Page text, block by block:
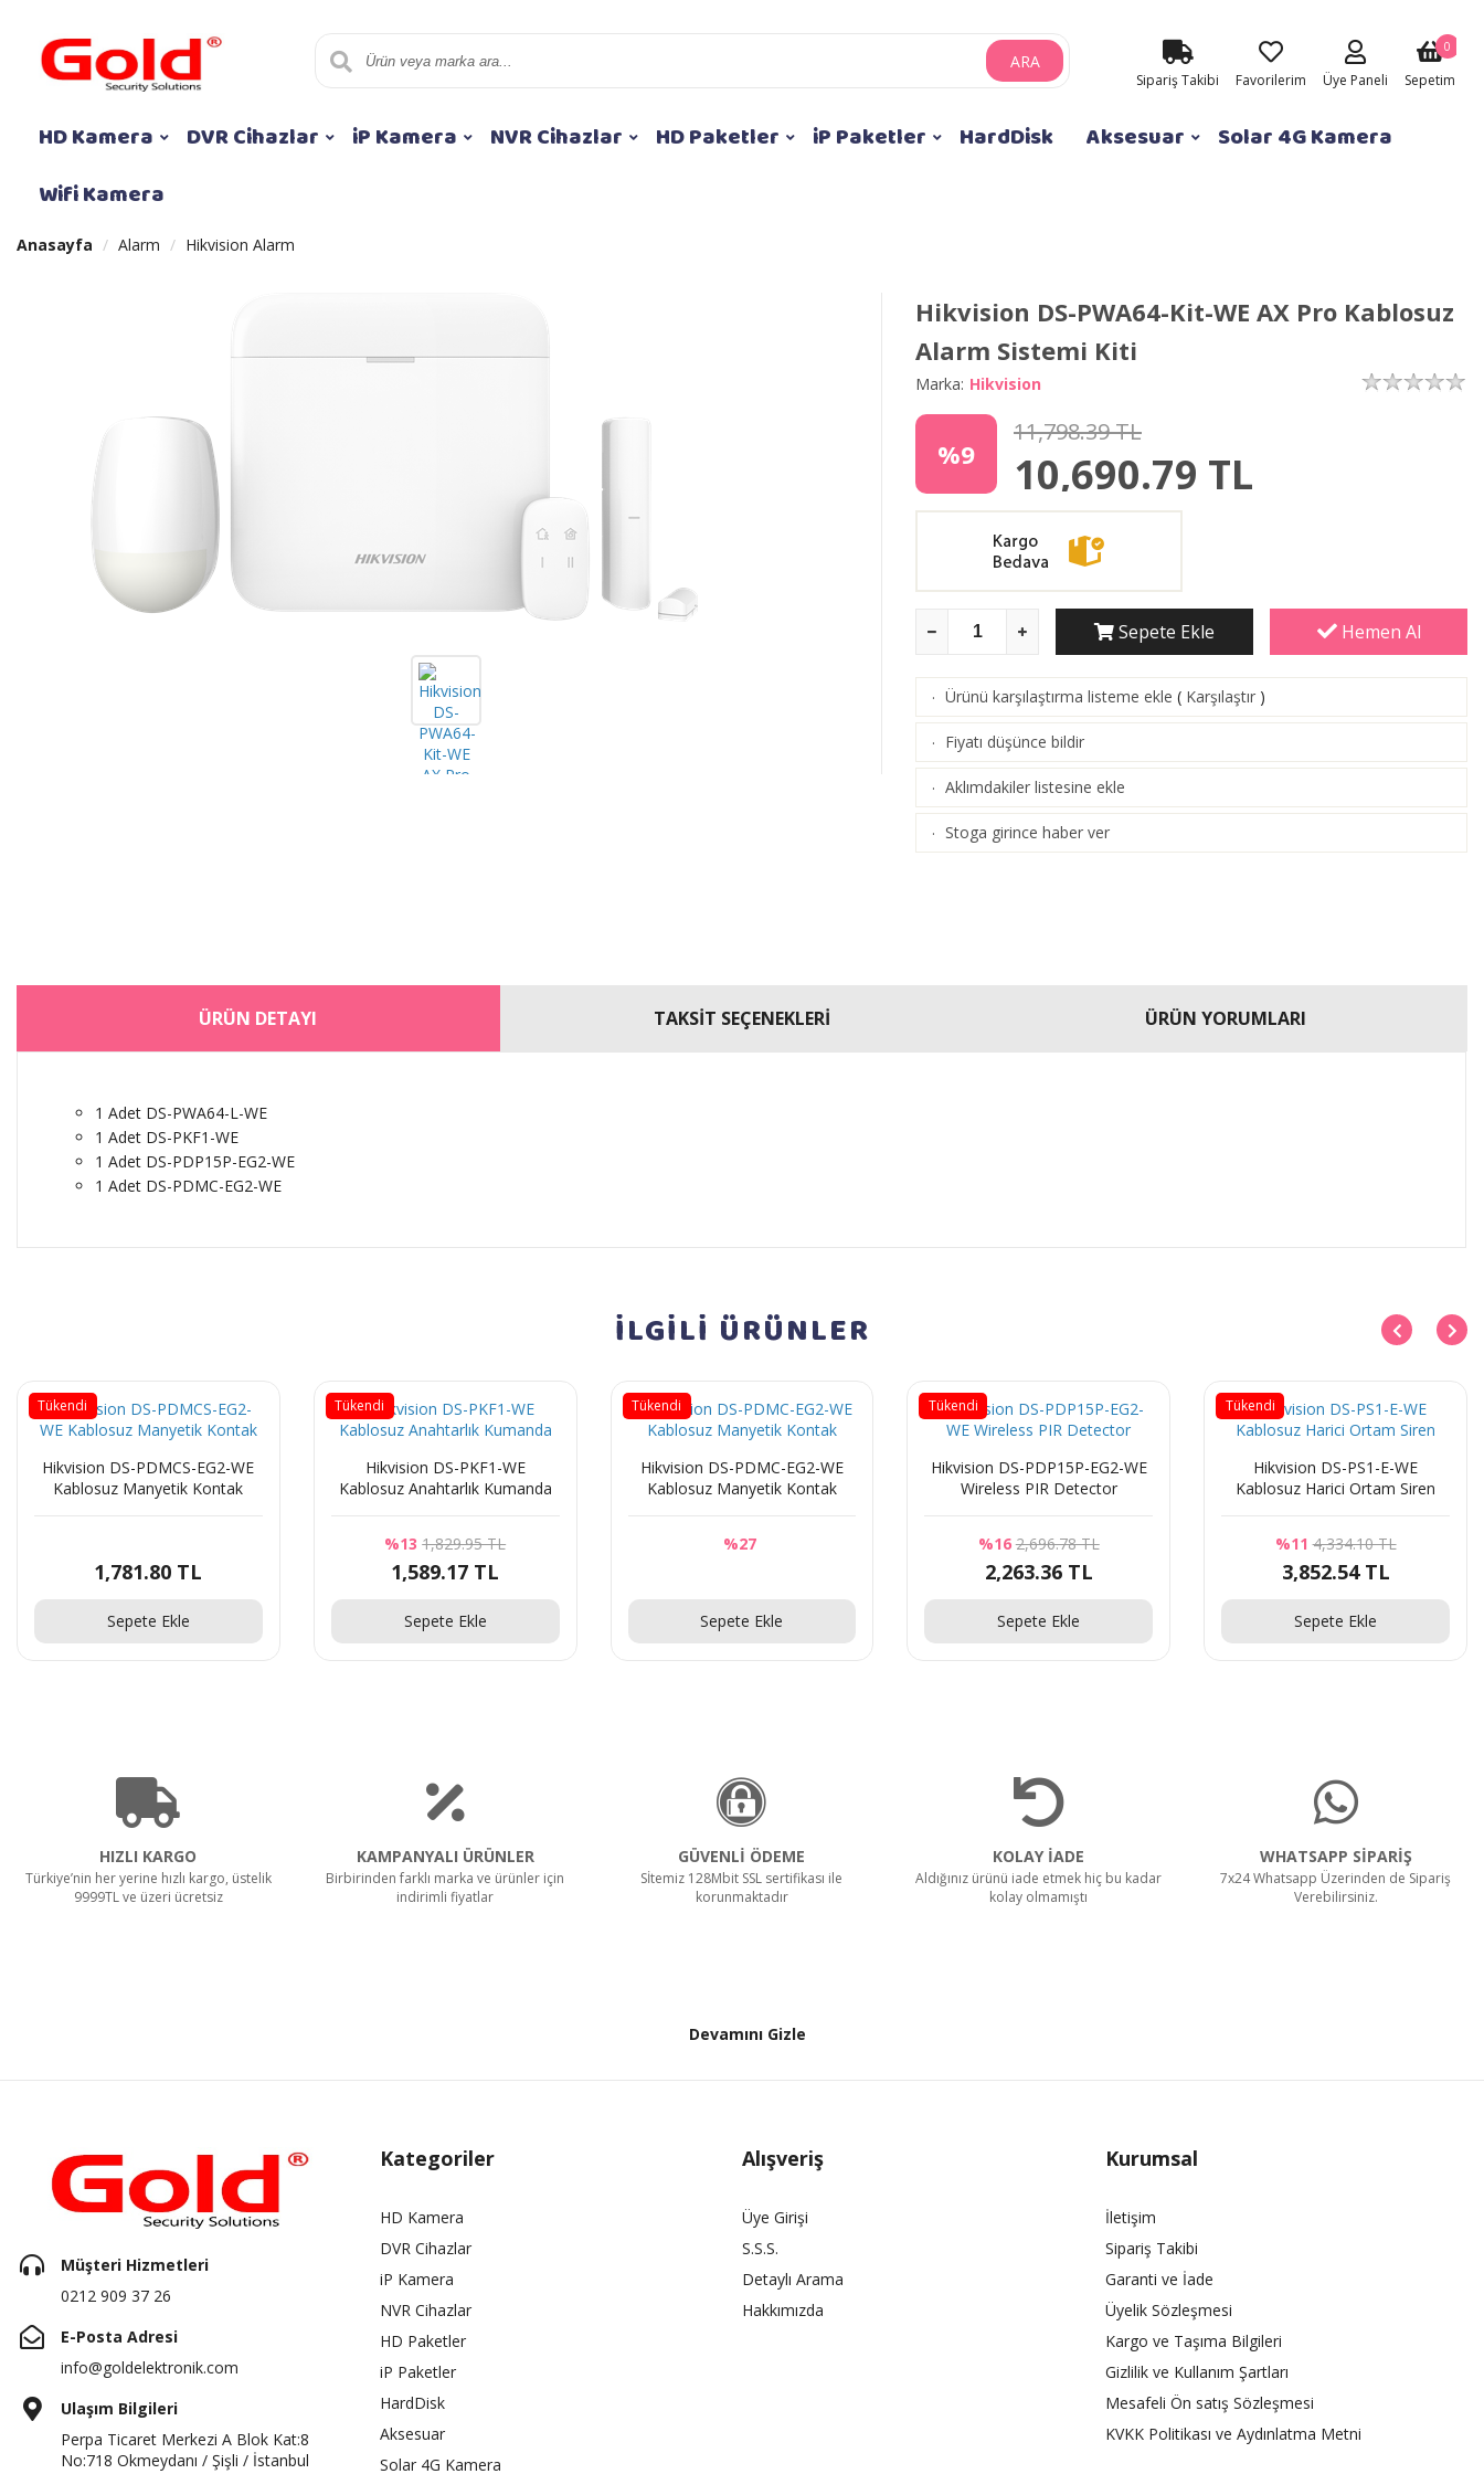
ARA
Sipariş Takibi Favorilerim Üye Paneli Sepetim
0
HD Kamera DVR Cihazlar iP Kamera NVR Cihazlar HD Paketler iP Paketler HardDisk Aksesuar
Solar 4G Kamera
Wifi Kamera
Anasayfa Alarm Hikvision Alarm
Hikvision DS-PWA64-Kit-WE AX Pro Kablosuz
Alarm Sistemi Kiti
Marka: Hikvision
%9
11,798.39 TL
10,690.79 TL
Sepete Ekle Hemen Al
· Ürünü karşılaştırma listeme ekle ( Karşılaştır )
· Fiyatı düşünce bildir
· Aklımdakiler listesine ekle
· Stoga girince haber ver
ÜRÜN DETAYI TAKSİT SEÇENEKLERİ ÜRÜN YORUMLARI
1 Adet DS-PWA64-L-WE
1 Adet DS-PKF1-WE
1 Adet DS-PDP15P-EG2-WE
1 Adet DS-PDMC-EG2-WE
İLGİLİ ÜRÜNLER
Hikvision DS-PDMCS-EG2-WE
Kablosuz Manyetik Kontak
1,781.80 TL
Tükendi
Sepete Ekle
Hikvision DS-PKF1-WE
Kablosuz Anahtarlık Kumanda
%13 1,829.95 TL
1,589.17 TL
Tükendi
Sepete Ekle
Hikvision DS-PDMC-EG2-WE
Kablosuz Manyetik Kontak
%27
Tükendi
Sepete Ekle
Hikvision DS-PDP15P-EG2-WE
Wireless PIR Detector
%16 2,696.78 TL
2,263.36 TL
Tükendi
Sepete Ekle
Hikvision DS-PS1-E-WE
Kablosuz Harici Ortam Siren
%11 4,334.10 TL
3,852.54 TL
Tükendi
Sepete Ekle
HIZLI KARGO
Türkiye’nin her yerine hızlı kargo, üstelik
9999TL ve üzeri ücretsiz
KAMPANYALI ÜRÜNLER
Birbirinden farklı marka ve ürünler için
indirimli fiyatlar
GÜVENLİ ÖDEME
Sİtemiz 128Mbit SSL sertifikası ile
korunmaktadır
KOLAY İADE
Aldığınız ürünü iade etmek hiç bu kadar
kolay olmamıştı
WHATSAPP SİPARİŞ
7x24 Whatsapp Üzerinden de Sipariş
Verebilirsiniz.
Devamını Gizle
Müşteri Hizmetleri
0212 909 37 26
E-Posta Adresi
info@goldelektronik.com
Ulaşım Bilgileri
Perpa Ticaret Merkezi A Blok Kat:8
No:718 Okmeydanı / Şişli / İstanbul
Kategoriler
HD Kamera
DVR Cihazlar
iP Kamera
NVR Cihazlar
HD Paketler
iP Paketler
HardDisk
Aksesuar
Solar 4G Kamera
Alışveriş
Üye Girişi
S.S.S.
Detaylı Arama
Hakkımızda
Kurumsal
İletişim
Sipariş Takibi
Garanti ve İade
Üyelik Sözleşmesi
Kargo ve Taşıma Bilgileri
Gizlilik ve Kullanım Şartları
Mesafeli Ön satış Sözleşmesi
KVKK Politikası ve Aydınlatma Metni